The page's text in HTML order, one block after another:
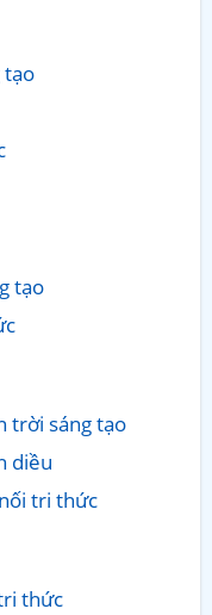
tạo
tạo
trời sáng tạo
diều
tri thức
thức